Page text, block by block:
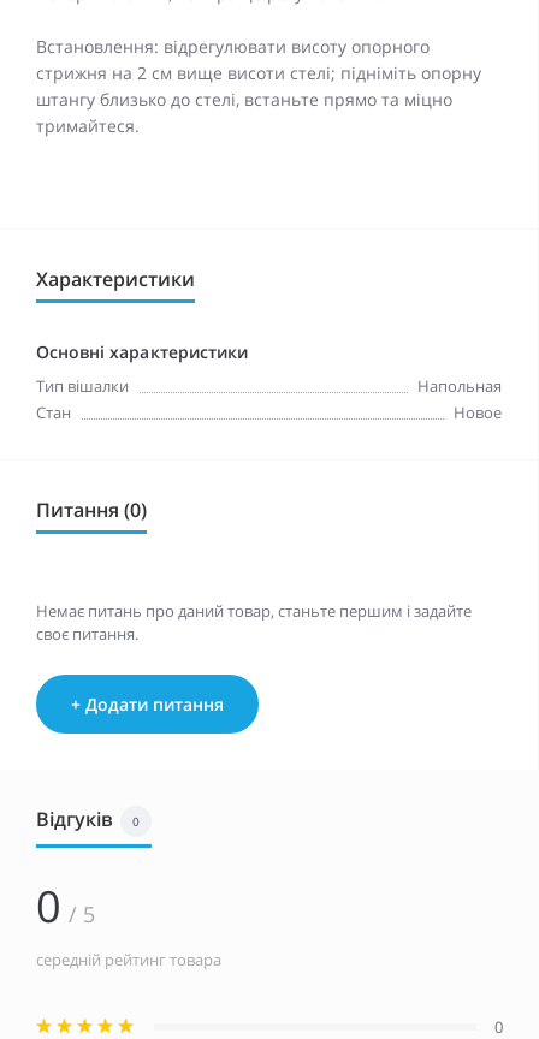
Встановлення: відрегулювати висоту опорного
стрижня на 2 см вище висоти стелі; підніміть опорну
штангу близько до стелі, встаньте прямо та міцно
тримайтеся.
Характеристики
Основні характеристики
Тип вішалки
Напольная
Стан
Новое
Питання (0)
Немає питань про даний товар, станьте першим і задайте
своє питання.
+ Додати питання
Відгуків 0
0 / 5
середній рейтинг товара
0